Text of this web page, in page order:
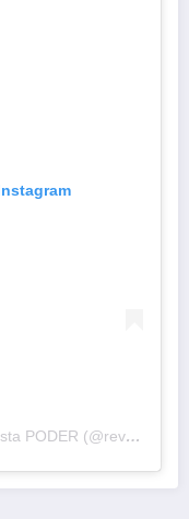
Una publicación compartida por Revista PODER (@revistapodercol)